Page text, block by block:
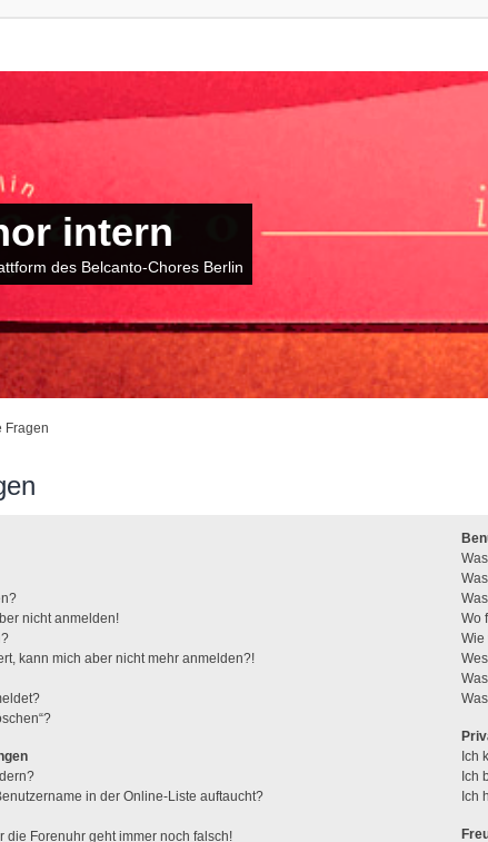
intern
des Belcanto-Chores Berlin
Fragen
nicht anmelden!
kann mich aber nicht mehr anmelden?!
in der Online-Liste auftaucht?
die Forenuhr geht immer noch falsch!
Wo
Wie
Ich
Ich
Ich